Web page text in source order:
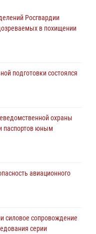
Росгвардии
в похищении
подготовки состоялся
охраны
паспортов юным
авиационного
силовое сопровождение
серии